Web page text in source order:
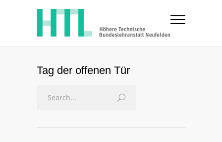
Tag der offenen Tür